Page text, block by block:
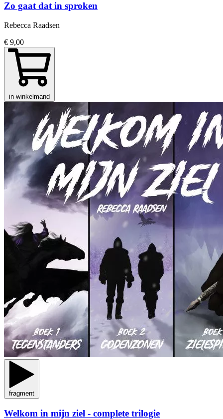
Zo gaat dat in sproken
Rebecca Raadsen
€ 9,00
in winkelmand
fragment
Welkom in mijn ziel - complete trilogie